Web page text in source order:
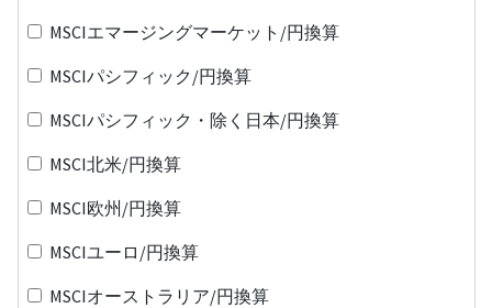
MSCIエマージングマーケット/円換算
MSCIパシフィック/円換算
MSCIパシフィック・除く日本/円換算
MSCI北米/円換算
MSCI欧州/円換算
MSCIユーロ/円換算
MSCIオーストラリア/円換算